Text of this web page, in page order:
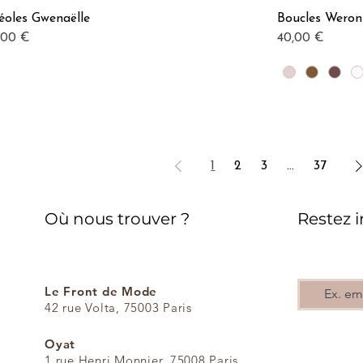
Aperçu rapide
Gwenaëlle
€
Boucles
Prix
40,00 €
1 2 3 ... 37
Où nous trouver ?
Le Front de Mode
42 rue Volta, 75003 Paris​
Oyat
Restez